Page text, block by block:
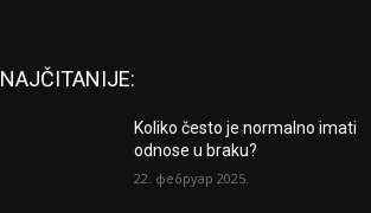
NAJČITANIJE:
Koliko često je normalno imati
odnose u braku?
22. фебруар 2025.